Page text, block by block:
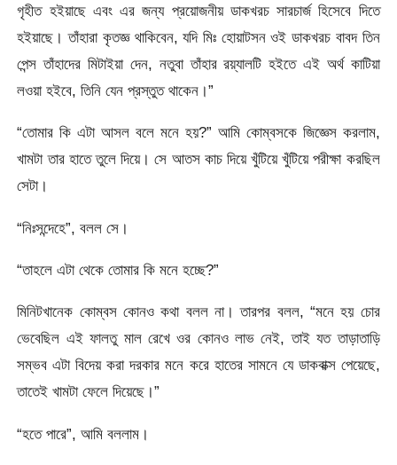
গৃহীত হইয়াছে এবং এর জন্য প্রয়োজনীয় ডাকখরচ সারচার্জ হিসেবে দিতে
হইয়াছে। তাঁহারা কৃতজ্ঞ থাকিবেন, যদি মিঃ হোয়াটসন ওই ডাকখরচ বাবদ তিন
পেন্স তাঁহাদের মিটাইয়া দেন, নতুবা তাঁহার রয়্যালটি হইতে এই অর্থ কাটিয়া
লওয়া হইবে, তিনি যেন প্রস্তুত থাকেন।”
“তোমার কি এটা আসল বলে মনে হয়?” আমি কোম্বসকে জিজ্ঞেস করলাম,
খামটা তার হাতে তুলে দিয়ে। সে আতস কাচ দিয়ে খুঁটিয়ে খুঁটিয়ে পরীক্ষা করছিল
সেটা।
“নিঃসন্দেহে”, বলল সে।
“তাহলে এটা থেকে তোমার কি মনে হচ্ছে?”
মিনিটখানেক কোম্বস কোনও কথা বলল না। তারপর বলল, “মনে হয় চোর
ভেবেছিল এই ফালতু মাল রেখে ওর কোনও লাভ নেই, তাই যত তাড়াতাড়ি
সম্ভব এটা বিদেয় করা দরকার মনে করে হাতের সামনে যে ডাকবাক্স পেয়েছে,
তাতেই খামটা ফেলে দিয়েছে।”
“হতে পারে”, আমি বললাম।